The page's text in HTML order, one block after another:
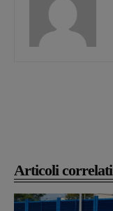
Articoli correlati